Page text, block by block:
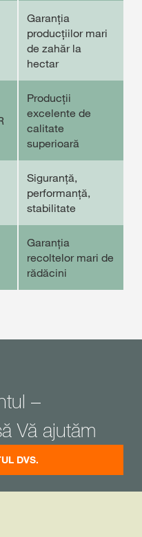
Garanția
producțiilor mari
de zahăr la
hectar
Producții
excelente de
calitate
superioară
Siguranță,
performanță,
stabilitate
Garanția
recoltelor mari de
rădăcini
–
Vă ajutăm
DVS.